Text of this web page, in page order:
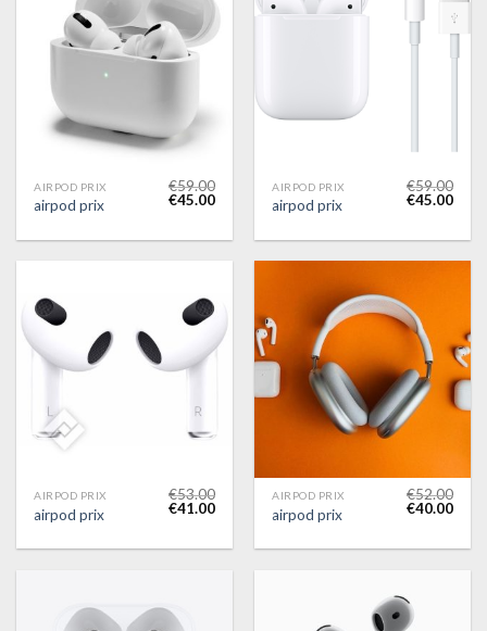
AIRPOD PRIX
airpod prix
€59.00
€45.00
AIRPOD PRIX
airpod prix
€59.00
€45.00
AIRPOD PRIX
airpod prix
€53.00
€41.00
AIRPOD PRIX
airpod prix
€52.00
€40.00